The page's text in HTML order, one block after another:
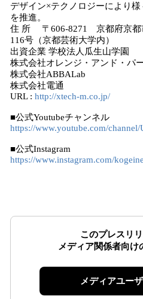
デザイン×テクノロジーにより
を推進。
住 所 〒606-8271 京都府京都
116号（京都芸術大学内）
出資企業 学校法人瓜生山学園
株式会社オレンジ・アンド・パ
株式会社ABBALab
株式会社電通
URL : http://xtech-m.co.jp/
■公式Youtubeチャンネル
https://www.youtube.com/
■公式Instagram
https://www.instagram.com/
このプレスリリ
メディア関係者向け
メディアユー